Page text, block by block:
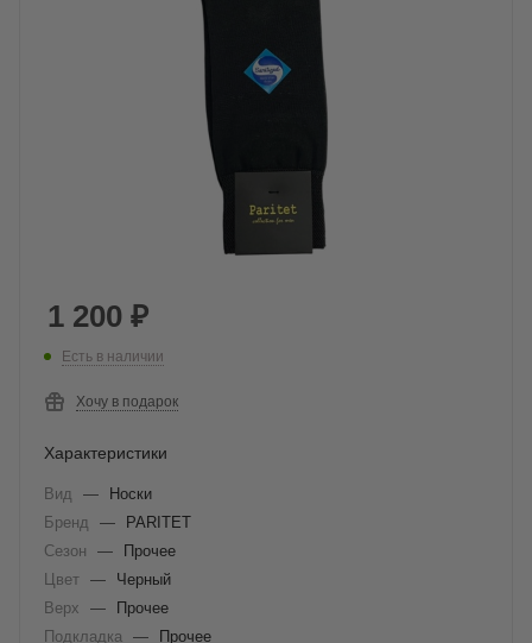
1 200 ₽
Есть в наличии
Хочу в подарок
Характеристики
Вид —
Носки
Бренд
—
PARITET
Сезон
—
Прочее
Цвет —
Черный
Верх
—
Прочее
Подкладка
—
Прочее